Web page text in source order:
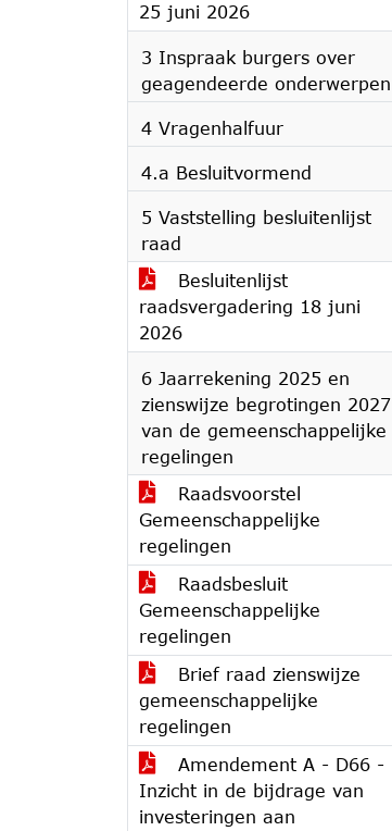
25 juni 2026
3 Inspraak burgers over
geagendeerde onderwerpen
4 Vragenhalfuur
4.a Besluitvormend
5 Vaststelling besluitenlijst
raad
Besluitenlijst
raadsvergadering 18 juni
2026
6 Jaarrekening 2025 en
zienswijze begrotingen 2027
van de gemeenschappelijke
regelingen
Raadsvoorstel
Gemeenschappelijke
regelingen
Raadsbesluit
Gemeenschappelijke
regelingen
Brief raad zienswijze
gemeenschappelijke
regelingen
Amendement A - D66 -
Inzicht in de bijdrage van
investeringen aan